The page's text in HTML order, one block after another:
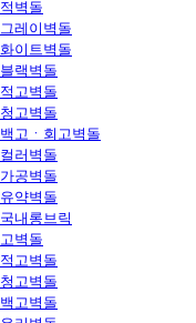
적벽돌
그레이벽돌
화이트벽돌
블랙벽돌
적고벽돌
청고벽돌
백고ㆍ회고벽돌
컬러벽돌
가공벽돌
유약벽돌
국내롱브릭
고벽돌
적고벽돌
청고벽돌
백고벽돌